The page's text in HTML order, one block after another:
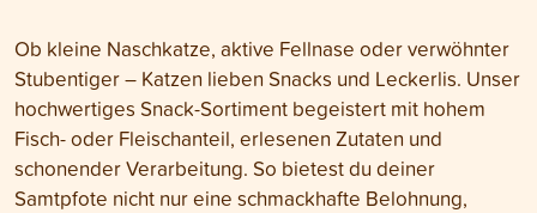
Ob kleine Naschkatze, aktive Fellnase oder verwöhnter
Stubentiger – Katzen lieben Snacks und Leckerlis. Unser
hochwertiges Snack-Sortiment begeistert mit hohem
Fisch- oder Fleischanteil, erlesenen Zutaten und
schonender Verarbeitung. So bietest du deiner
Samtpfote nicht nur eine schmackhafte Belohnung,